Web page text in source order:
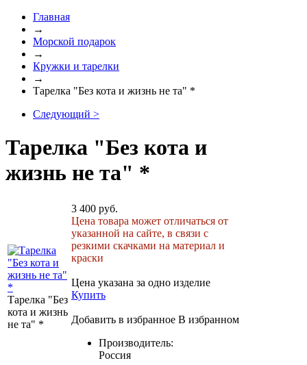
Главная
→
Морской подарок
→
Кружки и тарелки
→
Тарелка "Без кота и жизнь не та" *
Следующий >
Тарелка "Без кота и
жизнь не та" *
Тарелка "Без
кота и жизнь
не та" *
3 400 руб.
Цена товара может отличаться от
указанной на сайте, в связи с
резкими скачками на материал и
краски
Цена указана за одно изделие
Купить
Добавить в избранное В избранном
Производитель:
Россия